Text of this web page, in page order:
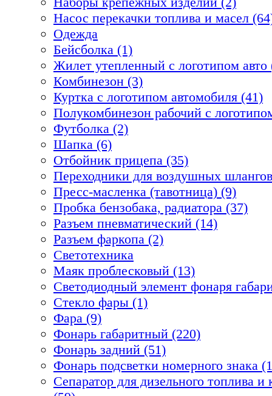
Насос перекачки топлива и масел
Одежда
Бейсболка (1)
Жилет утепленный с логотипом авто
Комбинезон (3)
Куртка с логотипом автомобиля (41)
Полукомбинезон рабочий с
Футболка (2)
Шапка (6)
Отбойник прицепа (35)
Переходники для воздушных
Пресс-масленка (тавотница) (9)
Пробка бензобака, радиатора (37)
Разъем пневматический (14)
Разъем фаркопа (2)
Светотехника
Маяк проблесковый (13)
Светодиодный элемент фонаря
Стекло фары (1)
Фара (9)
Фонарь габаритный (220)
Фонарь задний (51)
Фонарь подсветки номерного знака
Сепаратор для дизельного топлива